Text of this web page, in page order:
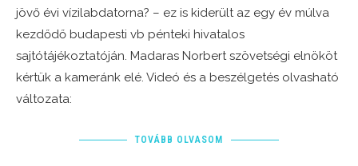
jövő évi vízilabdatorna? – ez is kiderült az egy év múlva
kezdődő budapesti vb pénteki hivatalos
sajtótájékoztatóján. Madaras Norbert szövetségi elnököt
kértük a kameránk elé. Videó és a beszélgetés olvasható
változata:
TOVÁBB OLVASOM